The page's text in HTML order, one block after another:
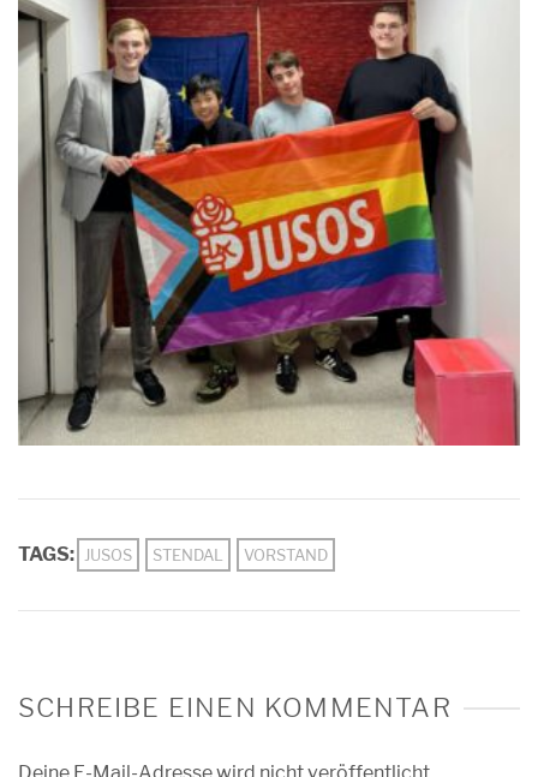
TAGS: JUSOS STENDAL VORSTAND
SCHREIBE EINEN KOMMENTAR